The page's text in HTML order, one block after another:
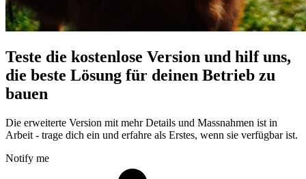
Teste die kostenlose Version und hilf uns,
die beste Lösung für deinen Betrieb zu
bauen
Die erweiterte Version mit mehr Details und Massnahmen ist in
Arbeit - trage dich ein und erfahre als Erstes, wenn sie verfügbar ist.
Notify me